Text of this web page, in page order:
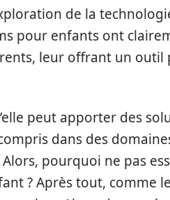
de la
pour enfants ont
leur offrant un outil
peut apporter des
dans des
pourquoi ne pas
? Après tout, comme